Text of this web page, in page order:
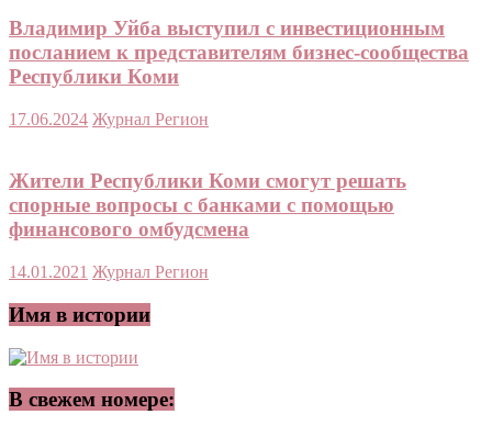
Владимир Уйба выступил с инвестиционным
посланием к представителям бизнес-сообщества
Республики Коми
17.06.2024 Журнал Регион
Жители Республики Коми смогут решать
спорные вопросы с банками с помощью
финансового омбудсмена
14.01.2021 Журнал Регион
Имя в истории
В свежем номере: